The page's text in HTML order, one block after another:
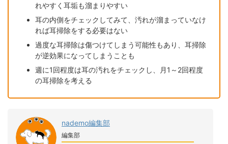
れやすく耳垢も溜まりやすい
耳の内側をチェックしてみて、汚れが溜まっていなけ
れば耳掃除をする必要はない
過度な耳掃除は傷つけてしまう可能性もあり、耳掃除
が逆効果になってしまうことも
週に1回程度は耳の汚れをチェックし、月1～2回程度
の耳掃除を考える
nademo編集部
編集部